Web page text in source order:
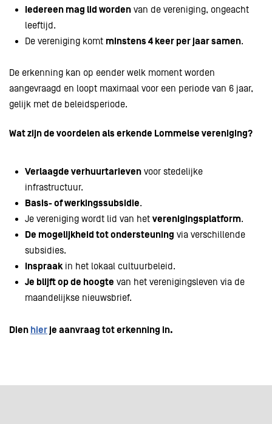
Iedereen mag lid worden van de vereniging, ongeacht
leeftijd.
De vereniging komt minstens 4 keer per jaar samen.
De erkenning kan op eender welk moment worden
aangevraagd en loopt maximaal voor een periode van 6 jaar,
gelijk met de beleidsperiode.
Wat zijn de voordelen als erkende Lommelse vereniging?
Verlaagde verhuurtarieven voor stedelijke
infrastructuur.
Basis- of werkingssubsidie.
Je vereniging wordt lid van hetverenigingsplatform.
De mogelijkheid tot ondersteuning via verschillende
subsidies.
Inspraakin het lokaal cultuurbeleid.
Je blijft op de hoogte van het verenigingsleven via de
maandelijkse nieuwsbrief.
Dien hier je aanvraag tot erkenning in.